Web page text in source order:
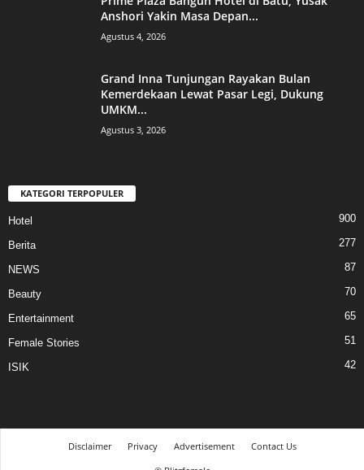
Anshori Yakin Masa Depan...
Agustus 4, 2026
Grand Inna Tunjungan Rayakan Bulan
Kemerdekaan Lewat Pasar Legi, Dukung
UMKM...
Agustus 3, 2026
KATEGORI TERPOPULER
Hotel 900
Berita 277
NEWS 87
Beauty 70
Entertainment 65
Female Stories 51
ISIK 42
Disclaimer Privacy Advertisement
Contact Us